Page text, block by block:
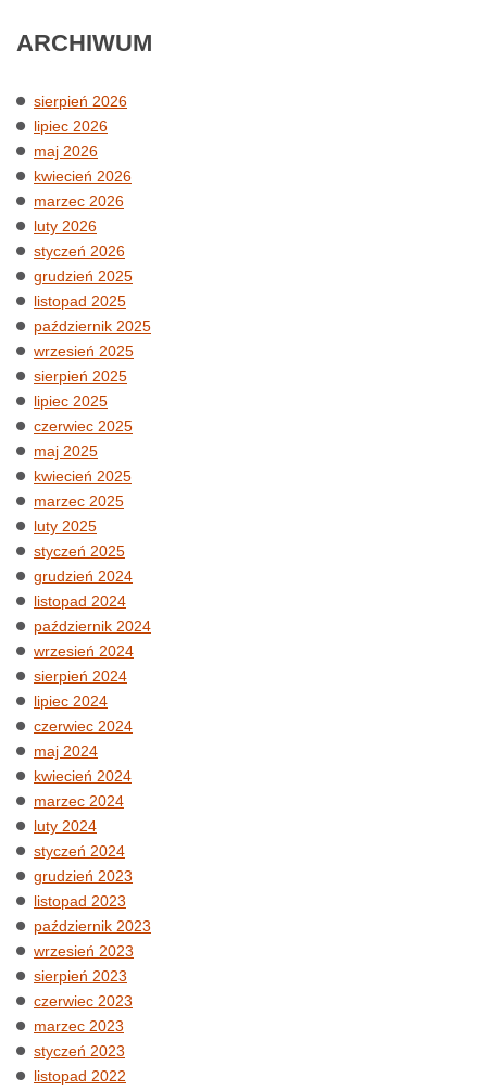
ARCHIWUM
sierpień 2026
lipiec 2026
maj 2026
kwiecień 2026
marzec 2026
luty 2026
styczeń 2026
grudzień 2025
listopad 2025
październik 2025
wrzesień 2025
sierpień 2025
lipiec 2025
czerwiec 2025
maj 2025
kwiecień 2025
marzec 2025
luty 2025
styczeń 2025
grudzień 2024
listopad 2024
październik 2024
wrzesień 2024
sierpień 2024
lipiec 2024
czerwiec 2024
maj 2024
kwiecień 2024
marzec 2024
luty 2024
styczeń 2024
grudzień 2023
listopad 2023
październik 2023
wrzesień 2023
sierpień 2023
czerwiec 2023
marzec 2023
styczeń 2023
listopad 2022